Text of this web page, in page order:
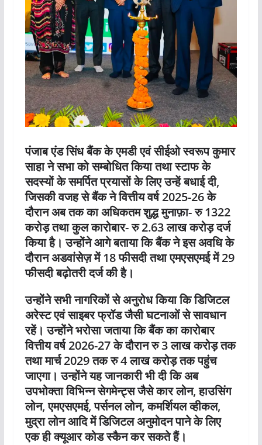
पंजाब एंड सिंध बैंक के एमडी एवं सीईओ स्वरूप कुमार
साहा ने सभा को सम्बोधित किया तथा स्टाफ के
सदस्यों के समर्पित प्रयासों के लिए उन्हें बधाई दी,
जिसकी वजह से बैंक ने वित्तीय वर्ष 2025-26 के
दौरान अब तक का अधिकतम शुद्ध मुनाफ़ा- रु 1322
करोड़ तथा कुल कारोबार- रु 2.63 लाख करोड़ दर्ज
किया है। उन्होंने आगे बताया कि बैंक ने इस अवधि के
दौरान अडवांसेज़ में 18 फीसदी तथा एमएसएमई में 29
फीसदी बढ़ोतरी दर्ज की है।
उन्होंने सभी नागरिकों से अनुरोध किया कि डिजिटल
अरेस्ट एवं साइबर फ्रॉड जैसी घटनाओं से सावधान
रहें। उन्होंने भरोसा जताया कि बैंक का कारोबार
वित्तीय वर्ष 2026-27 के दौरान रु 3 लाख करोड़ तक
तथा मार्च 2029 तक रु 4 लाख करोड़ तक पहुंच
जाएगा। उन्होंने यह जानकारी भी दी कि अब
उपभोक्ता विभिन्न सेगमेन्ट्स जैसे कार लोन, हाउसिंग
लोन, एमएसएमई, पर्सनल लोन, कमर्शियल व्हीकल,
मुद्रा लोन आदि में डिजिटल अनुमोदन पाने के लिए
एक ही क्यूआर कोड स्कैन कर सकते हैं।